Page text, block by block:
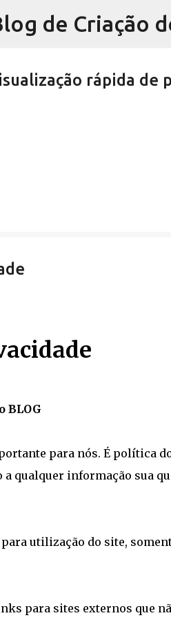
de Criação
rápida de
BLOG
para nós. É política
qualquer informação sua
utilização do site,
para sites externos que